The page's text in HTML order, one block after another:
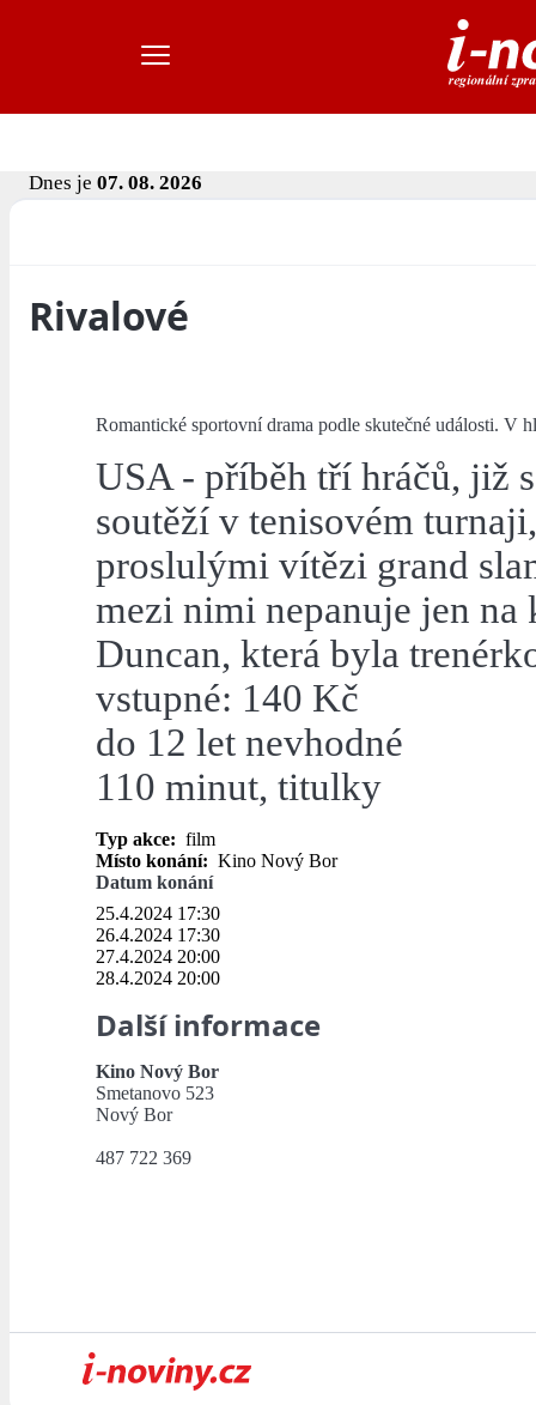
Dnes je 07. 08. 2026
Rivalové
Romantické sportovní drama podle skutečné události. V
USA - příběh tří hráčů, již
soutěží v tenisovém
proslulými vítězi grand
mezi nimi nepanuje jen na
Duncan, která byla
vstupné: 140 Kč
do 12 let nevhodné
110 minut, titulky
Typ akce: film
Místo konání: Kino Nový Bor
Datum konání
25.4.2024 17:30
26.4.2024 17:30
27.4.2024 20:00
28.4.2024 20:00
Další informace
Kino Nový Bor
Smetanovo 523
Nový Bor
487 722 369